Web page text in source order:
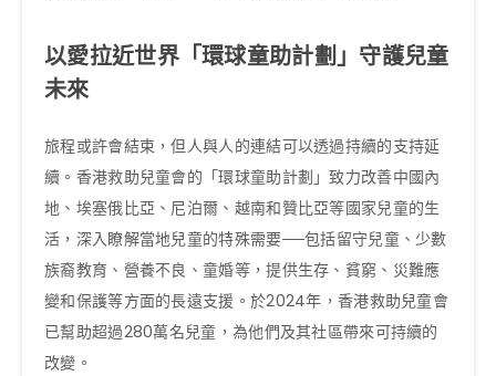
以愛拉近世界「環球童助計劃」守護兒童
未來
旅程或許會結束，但人與人的連結可以透過持續的支持延
續。香港救助兒童會的「環球童助計劃」致力改善中國內
地、埃塞俄比亞、尼泊爾、越南和贊比亞等國家兒童的生
活，深入瞭解當地兒童的特殊需要──包括留守兒童、少數
族裔教育、營養不良、童婚等，提供生存、貧窮、災難應
變和保護等方面的長遠支援。於2024年，香港救助兒童會
已幫助超過280萬名兒童，為他們及其社區帶來可持續的
改變。